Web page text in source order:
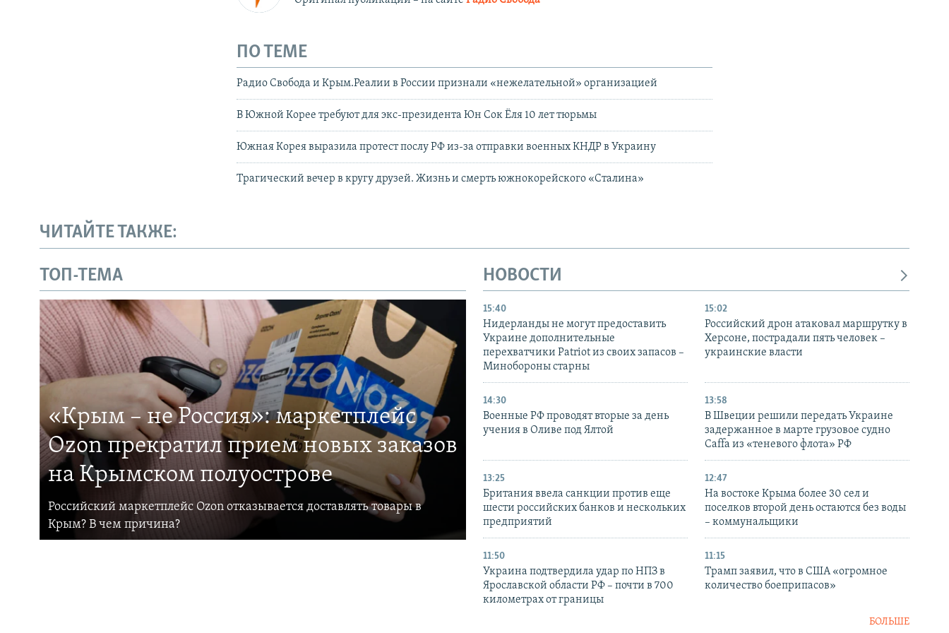
ПО ТЕМЕ
Радио Свобода и Крым.Реалии в России признали «нежелательной» организацией
В Южной Корее требуют для экс-президента Юн Сок Ёля 10 лет тюрьмы
Южная Корея выразила протест послу РФ из-за отправки военных КНДР в Украину
Трагический вечер в кругу друзей. Жизнь и смерть южнокорейского «Сталина»
ЧИТАЙТЕ ТАКЖЕ:
ТОП-ТЕМА
«Крым – не Россия»: маркетплейс
Ozon прекратил прием новых заказов
на Крымском полуострове
Российский маркетплейс Ozon отказывается доставлять товары в
Крым? В чем причина?
НОВОСТИ
15:40
Нидерланды не могут предоставить
Украине дополнительные
перехватчики Patriot из своих запасов –
Минобороны старны
15:02
Российский дрон атаковал маршрутку в
Херсоне, пострадали пять человек –
украинские власти
14:30
Военные РФ проводят вторые за день
учения в Оливе под Ялтой
13:58
В Швеции решили передать Украине
задержанное в марте грузовое судно
Caffa из «теневого флота» РФ
13:25
Британия ввела санкции против еще
шести российских банков и нескольких
предприятий
12:47
На востоке Крыма более 30 сел и
поселков второй день остаются без воды
– коммунальщики
11:50
Украина подтвердила удар по НПЗ в
Ярославской области РФ – почти в 700
километрах от границы
11:15
Трамп заявил, что в США «огромное
количество боеприпасов»
БОЛЬШЕ